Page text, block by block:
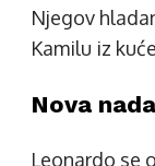
Njegov
Kamilu iz
Nova
Leonardo se